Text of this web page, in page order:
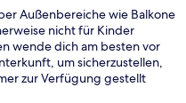
Außenbereiche wie Balkone
nicht für Kinder
wende dich am besten vor
um sicherzustellen,
zur Verfügung gestellt